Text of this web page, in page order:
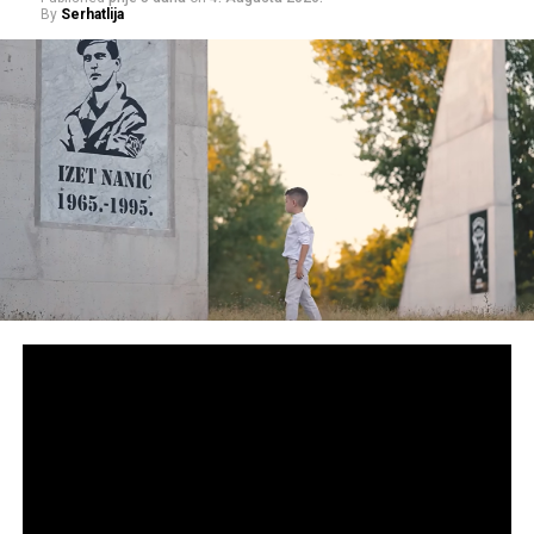
1941. godine. Ovo, naravno, propada, jer već u aprilu dolazi
do njemačkog napada na Jugoslaviju.
Po završetku Drugog svjetskog rata, a na zaprepaštenje
tadašnjih komunističkih vlasti, organizacija nastavlja raditi s
obnovljenim entuzijazmom.
Mladomuslimanski aktivisti dobili su za početak diskretno
(pred)upozorenje, a kada ono nije urodilo plodom, dan je
nalog za njihovo hapšenje. Tada se Alija Izetbegović prvi
puta obreo u zatvoru. Budući da se nalazio na odsluženju
By Serhatlija